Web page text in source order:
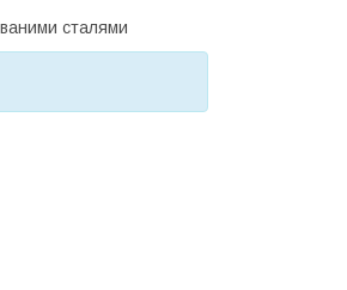
сталями